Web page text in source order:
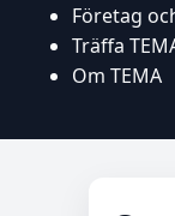
Företag
Träffa
Om TEMA